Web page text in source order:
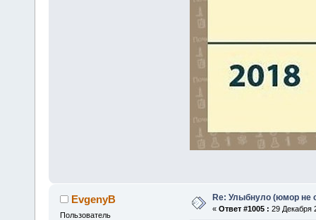
EvgenyB
Пользователь
Re: Улыбнуло (юмор не
« Ответ #1005 : 29 Декабря